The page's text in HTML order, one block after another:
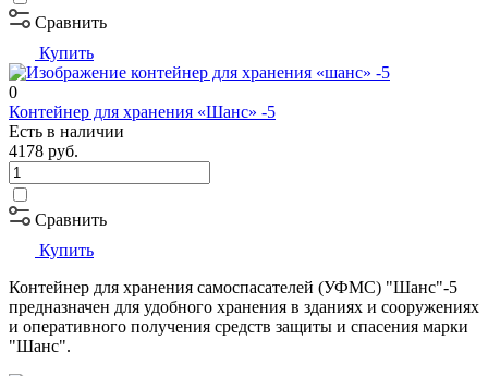
Сравнить
Купить
0
Контейнер для хранения «Шанс» -5
Есть в наличии
4178 руб.
Сравнить
Купить
Контейнер для хранения самоспасателей (УФМС) "Шанс"-5
предназначен для удобного хранения в зданиях и сооружениях
и оперативного получения средств защиты и спасения марки
"Шанс".